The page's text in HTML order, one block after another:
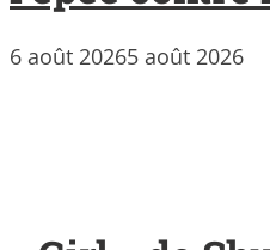
6 août 20265 août 2026